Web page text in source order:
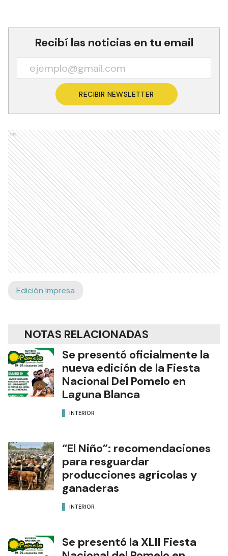
Recibí las noticias en tu email
RECIBIR NEWSLETTER
Ads
Edición Impresa
NOTAS RELACIONADAS
Se presentó oficialmente la
nueva edición de la Fiesta
Nacional Del Pomelo en
Laguna Blanca
INTERIOR
“El Niño”: recomendaciones
para resguardar
producciones agrícolas y
ganaderas
INTERIOR
Se presentó la XLII Fiesta